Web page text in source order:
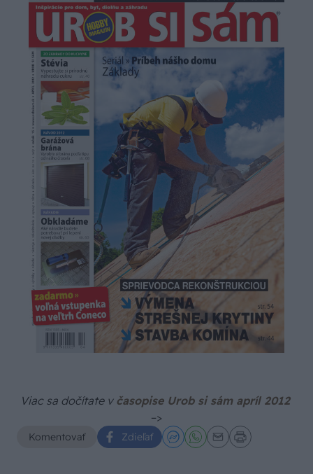
Viac sa dočítate v časopise Urob si sám apríl 2012
–>
Komentovať Zdieľať